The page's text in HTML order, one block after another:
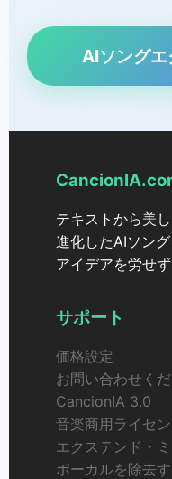
AIソング
テキストから美
進化したAIソン
アイデアを労せ
サポート
価格設定
お問い合わせく
CancionIA 3.0
音楽商用ライセ
エクステンド・
ボーカルを除去